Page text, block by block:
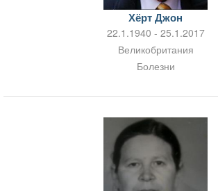
Хёрт Джон
22.1.1940 - 25.1.2017
Великобритания
Болезни